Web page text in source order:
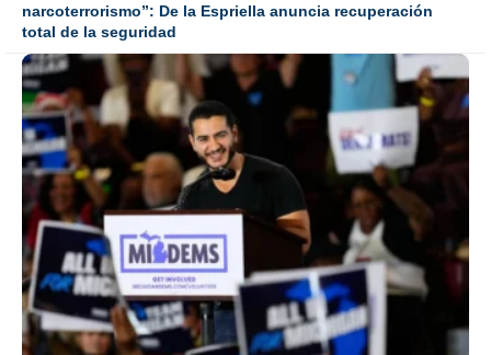
narcoterrorismo”: De la Espriella anuncia recuperación
total de la seguridad